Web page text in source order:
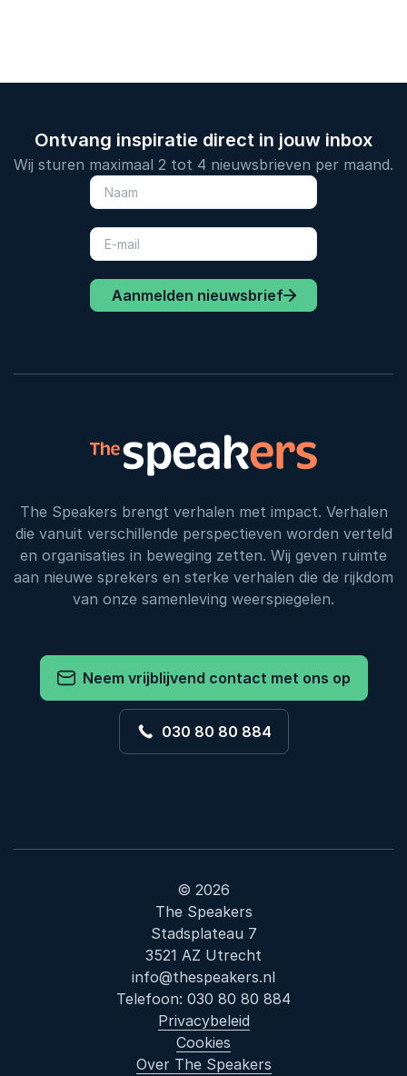
Ontvang inspiratie direct in jouw inbox
Wij sturen maximaal 2 tot 4 nieuwsbrieven per maand.
Aanmelden nieuwsbrief
The Speakers brengt verhalen met impact. Verhalen
die vanuit verschillende perspectieven worden verteld
en organisaties in beweging zetten. Wij geven ruimte
aan nieuwe sprekers en sterke verhalen die de rijkdom
van onze samenleving weerspiegelen.
Neem vrijblijvend contact met ons op
030 80 80 884
© 2026
The Speakers
Stadsplateau 7
3521 AZ Utrecht
info@thespeakers.nl
Telefoon: 030 80 80 884
Privacybeleid
Cookies
Over The Speakers